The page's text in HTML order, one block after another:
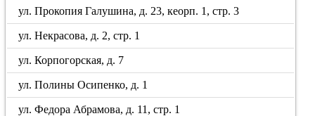
ул. Прокопия Галушина, д. 23, кеорп. 1, стр. 3
ул. Некрасова, д. 2, стр. 1
ул. Корпогорская, д. 7
ул. Полины Осипенко, д. 1
ул. Федора Абрамова, д. 11, стр. 1